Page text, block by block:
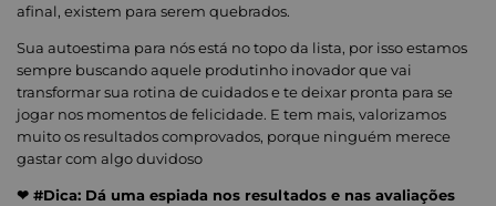
afinal, existem para serem quebrados.
Sua autoestima para nós está no topo da lista, por isso estamos
sempre buscando aquele produtinho inovador que vai
transformar sua rotina de cuidados e te deixar pronta para se
jogar nos momentos de felicidade. E tem mais, valorizamos
muito os resultados comprovados, porque ninguém merece
gastar com algo duvidoso
❤ #Dica: Dá uma espiada nos resultados e nas avaliações